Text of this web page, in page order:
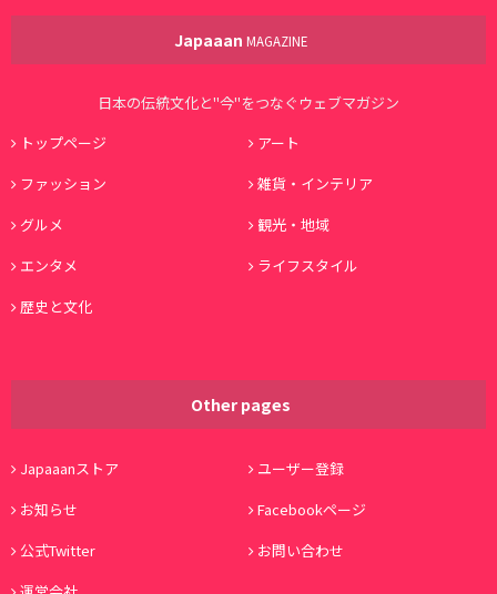
Japaaan MAGAZINE
日本の伝統文化と"今"をつなぐウェブマガジン
トップページ
アート
ファッション
雑貨・インテリア
グルメ
観光・地域
エンタメ
ライフスタイル
歴史と文化
Other pages
Japaaanストア
ユーザー登録
お知らせ
Facebookページ
公式Twitter
お問い合わせ